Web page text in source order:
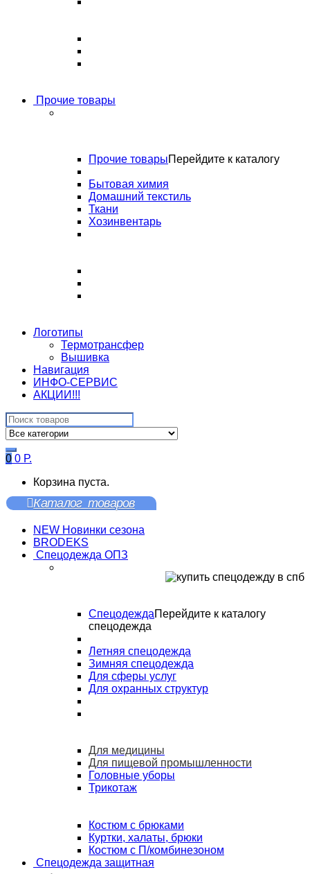
Прочие товары
Прочие товарыПерейдите к каталогу
Бытовая химия
Домашний текстиль
Ткани
Хозинвентарь
Логотипы
Термотрансфер
Вышивка
Навигация
ИНФО-СЕРВИС
АКЦИИ!!!
Search
for:
0 0 Р.
Корзина пуста.
Каталог товаров
NEW Новинки сезона
BRODEKS
Спецодежда ОПЗ
СпецодеждаПерейдите к каталогу
спецодежда
Летняя спецодежда
Зимняя спецодежда
Для сферы услуг
Для охранных структур
Для медицины
Для пищевой промышленности
Головные уборы
Трикотаж
Костюм с брюками
Куртки, халаты, брюки
Костюм с П/комбинезоном
Спецодежда защитная